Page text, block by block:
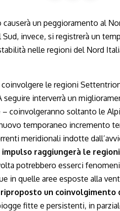
le regioni
interverrà un
– coinvolgeranno soltanto le
temporaneo incremento
meridionali indotte
raggiungerà le
potrebbero esserci
in quelle aree esposte alla
un coinvolgimento
fitte e persistenti, in